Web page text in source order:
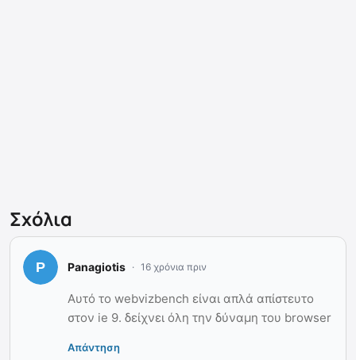
Σχόλια
Panagiotis 16 χρόνια πριν
Αυτό το webvizbench είναι απλά απίστευτο
στον ie 9. δείχνει όλη την δύναμη του browser
Απάντηση